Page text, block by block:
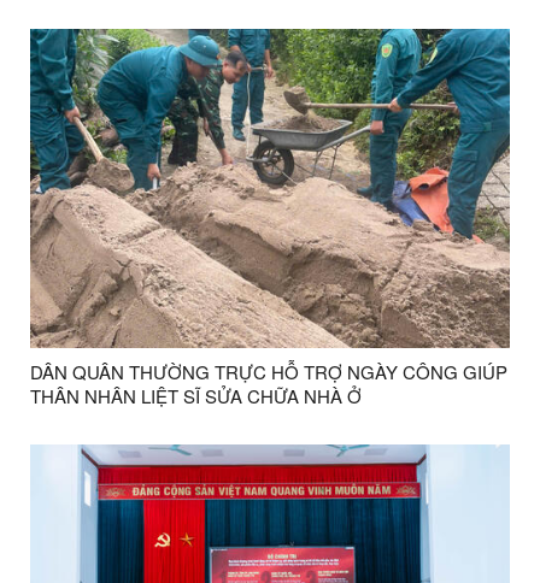
DÂN QUÂN THƯỜNG TRỰC HỖ TRỢ NGÀY CÔNG GIÚP
THÂN NHÂN LIỆT SĨ SỬA CHỮA NHÀ Ở